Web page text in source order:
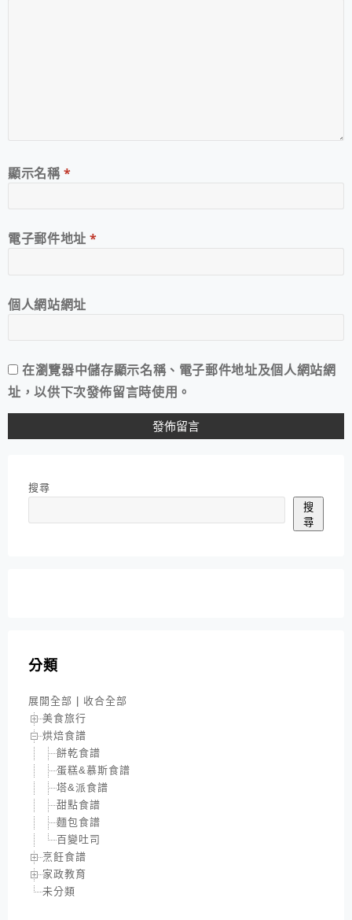
顯示名稱*
電子郵件地址*
個人網站網址
在瀏覽器中儲存顯示名稱、電子郵件地址及個人網站網
址，以供下次發佈留言時使用。
搜尋
搜
尋
分類
展開全部
收合全部
美食旅行
烘焙食譜
餅乾食譜
蛋糕&慕斯食譜
塔&派食譜
甜點食譜
麵包食譜
百變吐司
烹飪食譜
家政教育
未分類